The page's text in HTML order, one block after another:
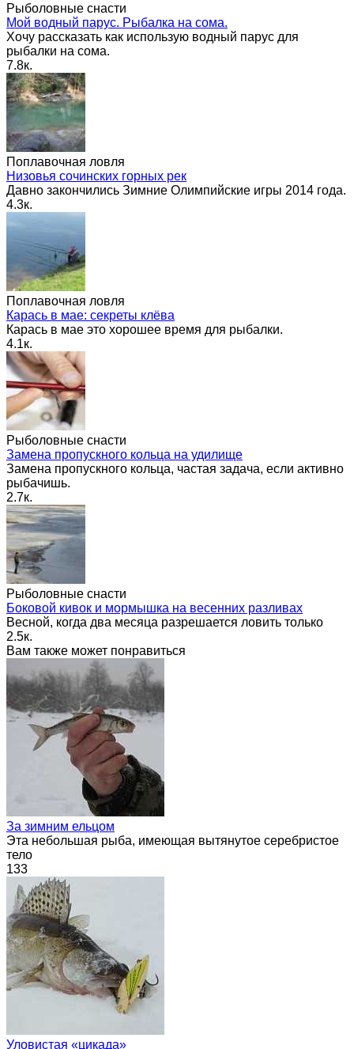
Рыболовные снасти
Мой водный парус. Рыбалка на сома.
Хочу рассказать как использую водный парус для
рыбалки на сома.
7.8к.
Поплавочная ловля
Низовья сочинских горных рек
Давно закончились Зимние Олимпийские игры 2014 года.
4.3к.
Поплавочная ловля
Карась в мае: секреты клёва
Карась в мае это хорошее время для рыбалки.
4.1к.
Рыболовные снасти
Замена пропускного кольца на удилище
Замена пропускного кольца, частая задача, если активно
рыбачишь.
2.7к.
Рыболовные снасти
Боковой кивок и мормышка на весенних разливах
Весной, когда два месяца разрешается ловить только
2.5к.
Вам также может понравиться
За зимним ельцом
Эта небольшая рыба, имеющая вытянутое серебристое
тело
133
Уловистая «цикада»